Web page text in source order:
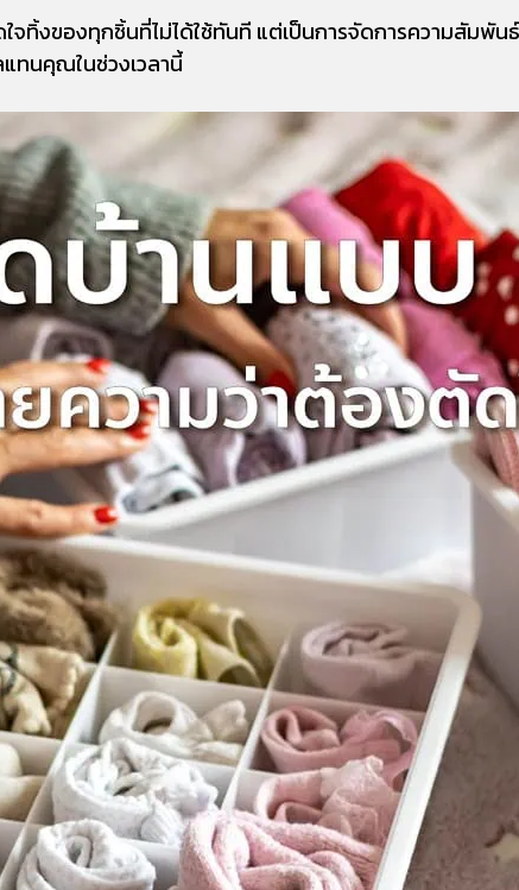
จทิ้งของทุกชิ้นที่ไม่ได้ใช้ทันที แต่เป็นการจัดการความสัมพั
ทนคุณในช่วงเวลานี้